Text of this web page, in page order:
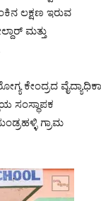
ಲಕ್ಷಣ ಇರುವ
ಮತ್ತು
ಕೇಂದ್ರದ
ಸಂಸ್ಥಾಪಕ
ಗ್ರಾಮ